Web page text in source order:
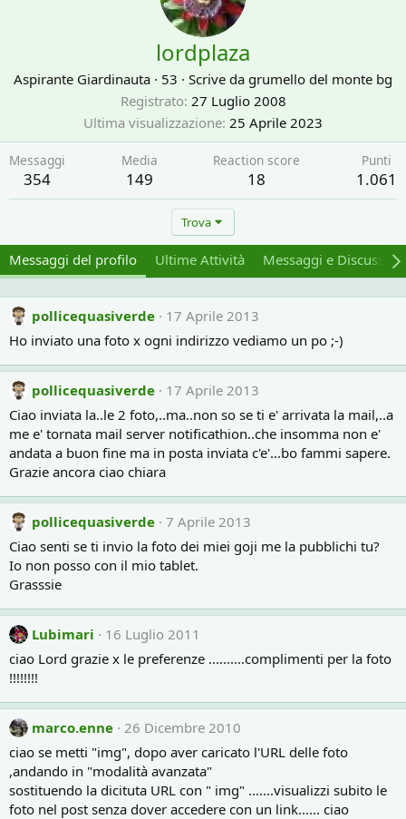
lordplaza
Aspirante Giardinauta · 53 · Scrive da grumello del monte bg
Registrato 27 Luglio 2008
Ultima visualizzazione 25 Aprile 2023
Messaggi
354
Media
149
Reaction score
18
Punti
1.061
Trova
Messaggi del profilo Ultime Attività Messaggi e
pollicequasiverde
17 Aprile 2013
Ho inviato una foto x ogni indirizzo vediamo un po ;-)
pollicequasiverde
17 Aprile 2013
Ciao inviata la..le 2 foto,..ma..non so se ti e' arrivata la mail,..a
me e' tornata mail server notificathion..che insomma non e'
andata a buon fine ma in posta inviata c'e'...bo fammi sapere.
Grazie ancora ciao chiara
pollicequasiverde 7 Aprile 2013
Ciao senti se ti invio la foto dei miei goji me la pubblichi tu?
Io non posso con il mio tablet.
Grasssie
Lubimari
16 Luglio 2011
ciao Lord grazie x le preferenze ..........complimenti per la foto
!!!!!!!!
marco.enne 26 Dicembre 2010
ciao se metti "img", dopo aver caricato l'URL delle foto
,andando in "modalità avanzata"
sostituendo la dicituta URL con " img" .......visualizzi subito le
foto nel post senza dover accedere con un link...... ciao